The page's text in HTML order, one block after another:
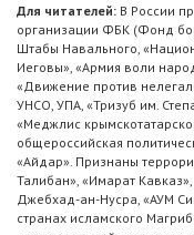
Для читателей: В России
организации ФБК (Фонд
Штабы Навального,
Иеговы», «Армия воли
«Движение против
УНСО, УПА, «Тризуб им.
«Меджлис
общероссийская
«Айдар». Признаны
Талибан», «Имарат
Джебхад-ан-Нусра, «АУМ
странах исламского